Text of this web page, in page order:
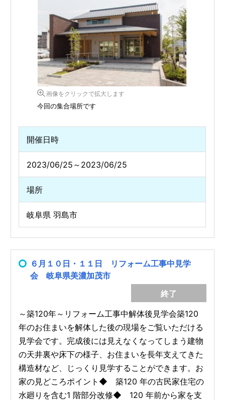
画像をクリックで拡大します
今回の集合場所です
開催日時
2023/06/25～2023/06/25
場所
岐阜県 羽島市
６月１０日・１１日 リフォーム工事中見学
会 岐阜県美濃加茂市
終了
～築120年～リフォーム工事中解体後見学会築120
年のお住まいを解体した後の現場をご覧いただける
見学会です。完成後には見えなくなってしまう建物
の天井裏や床下の様子、お住まいを長年支えてきた
構造材など、じっくり見学することができます。お
家の見どころポイント◆ 築120 年の古民家住宅の
水廻りを含む1 階部分改修◆ 120 年前から家を支